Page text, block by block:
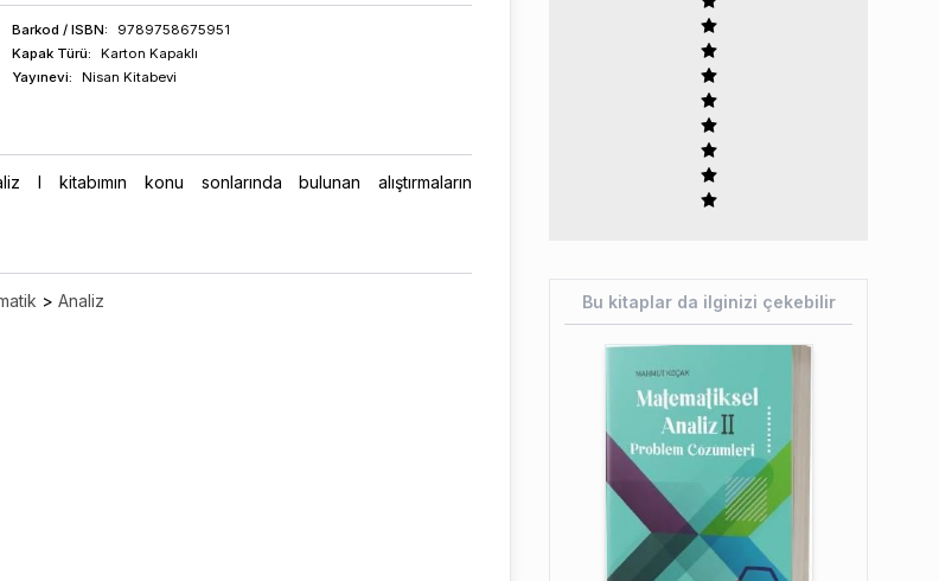
Barkod / ISBN:
9789758675951
Kapak Türü:
Karton Kapaklı
Yayınevi:
Nisan Kitabevi
I kitabımın konu sonlarında bulunan alıştırmaların
> Analiz Bu kitaplar da ilginizi çekebilir